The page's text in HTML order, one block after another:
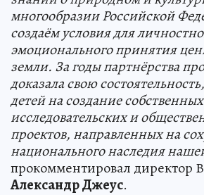
многообразии Российской
создаём условия для
эмоционального принятия
земли. За годы партнёрства
доказала свою
детей на создание собственных
исследовательских и
проектов, направленных на
национального наследия
прокомментировал директор
Александр Джеус.